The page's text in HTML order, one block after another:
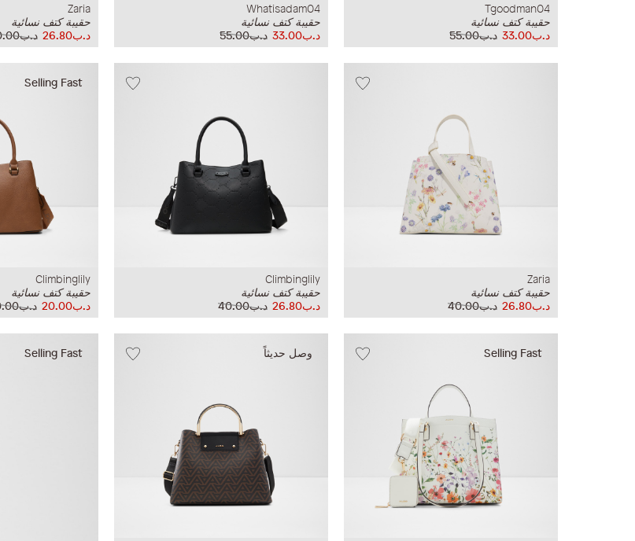
Tgoodman04
حقيبة كتف نسائية
د.ب55.00
د.ب33.00
Whatisadam04
حقيبة كتف نسائية
د.ب55.00
د.ب33.00
Zaria
حقيبة كتف نسائية
د.ب40.00
د.ب26.80
Zaria
حقيبة كتف نسائية
د.ب40.00
د.ب26.80
Climbinglily
حقيبة كتف نسائية
د.ب40.00
د.ب26.80
Selling Fast
Climbinglily
حقيبة كتف نسائية
د.ب40.00
د.ب20.00
Selling Fast وصل حديثاً Selling Fast